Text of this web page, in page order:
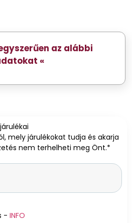
az alábbi
«
mely járulékokat tudja és akarja
nem terhelheti meg Önt.*
- INFO